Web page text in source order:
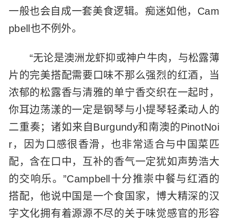
一般也会自成一套美食逻辑。痴迷如他，Cam
pbell也不例外。
“无论是澳洲龙虾抑或神户牛肉，与松露薄
片的完美搭配需要口味不那么强烈的红酒，当
浓郁的松露香与清雅的单宁香交织在一起时，
你耳边荡漾的一定是钢琴与小提琴轻柔动人的
二重奏；诸如来自Burgundy和南澳的PinotNoi
r，因为口感很香滑，也非常适合与中国菜匹
配，含在口中，互补的香气一定犹如声势浩大
的交响乐。”Campbell十分推崇中餐与红酒的
搭配，他说中国是一个食国家，博大精深的汉
字文化拥有着源源不尽的关于味觉感官的形容